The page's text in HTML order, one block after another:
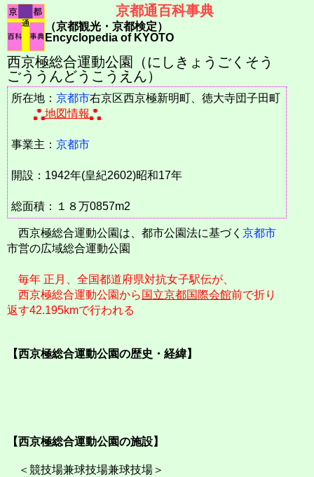
京都通百科事典
（京都観光・京都検定）
Encyclopedia of KYOTO
西京極総合運動公園（にしきょうごくそう
ごううんどうこうえん）
所在地： 京都市右京区西京極新明町、徳大寺団子田町
地図情報
事業主： 京都市
開設：1942年(皇紀2602)昭和17年
総面積：１８万0857m2
西京極総合運動公園は、都市公園法に基づく 京都市
市営の広域総合運動公園
毎年 正月、全国都道府県対抗女子駅伝が、
西京極総合運動公園から 国立京都国際会館前で折り
返す42.195kmで行われる
【西京極総合運動公園の歴史・経緯】
【西京極総合運動公園の施設】
＜競技場兼球技場兼球技場＞